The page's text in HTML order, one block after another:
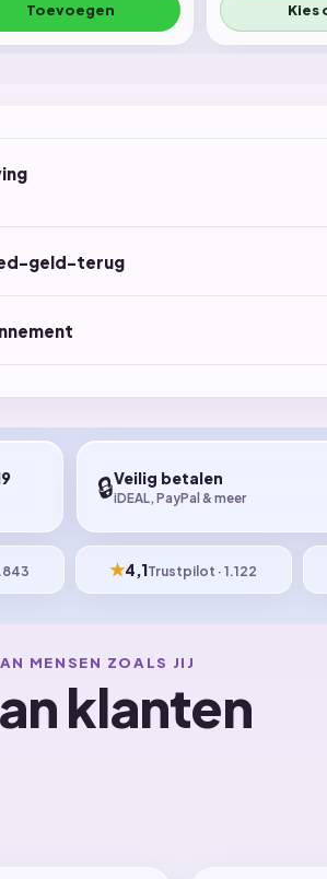
Toevoegen
Kies
geld-terug
🔒Veilig betalen
iDEAL, PayPal & meer
★4,1Trustpilot · 1.122
MENSEN ZOALS JIJ
klanten